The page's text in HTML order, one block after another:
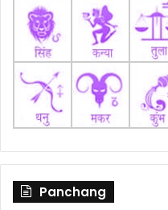
Panchang